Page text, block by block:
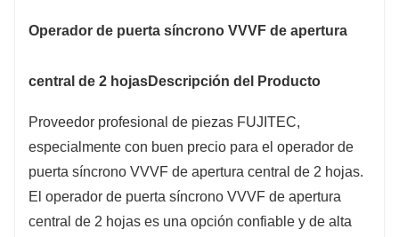
México.
Operador de puerta síncrono VVVF de apertura
central de 2 hojasDescripción del Producto
Proveedor profesional de piezas FUJITEC,
especialmente con buen precio para el operador de
puerta síncrono VVVF de apertura central de 2 hojas.
El operador de puerta síncrono VVVF de apertura
central de 2 hojas es una opción confiable y de alta